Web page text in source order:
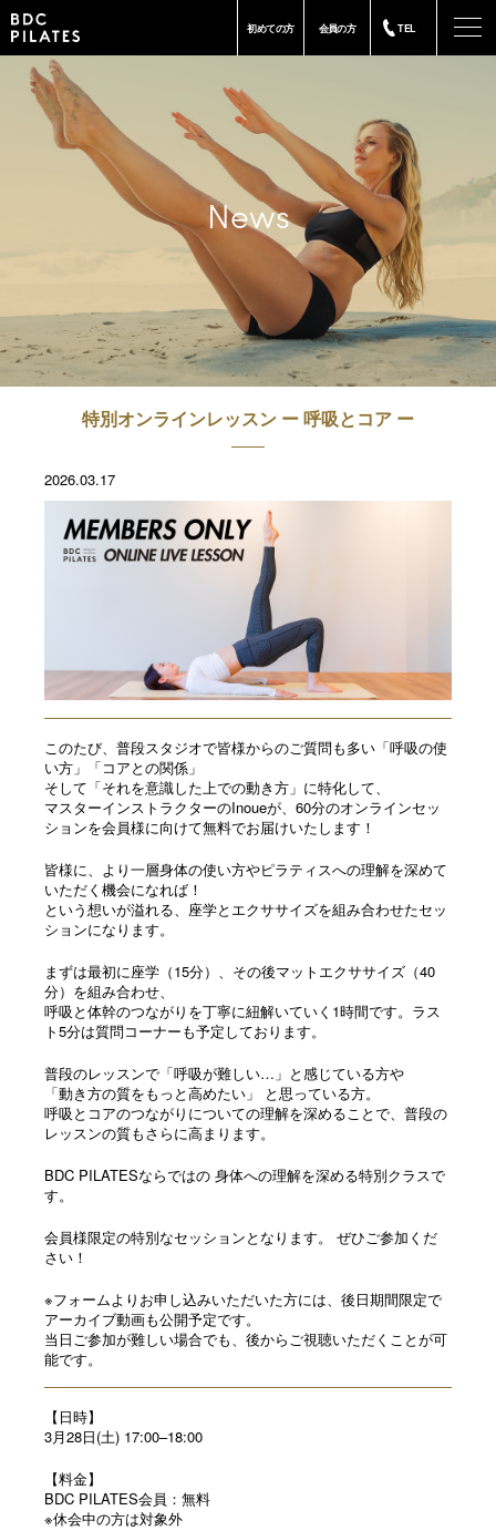
初めての方 会員の方 TEL
News
特別オンラインレッスン ー 呼吸とコア ー
2026.03.17
このたび、普段スタジオで皆様からのご質問も多い「呼吸の使
い方」「コアとの関係」
そして「それを意識した上での動き方」に特化して、
マスターインストラクターのInoueが、60分のオンラインセッ
ションを会員様に向けて無料でお届けいたします！
皆様に、 より一層身体の使い方やピラティスへの理解を深めて
いただく機会になれば！
という想いが溢れる、 座学とエクササイズを組み合わせたセッ
ションになります。
まずは最初に座学（15分）、その後マットエクササイズ（40
分）を組み合わせ、
呼吸と体幹のつながりを丁寧に紐解いていく1時間です。ラス
ト5分は質問コーナーも予定しております。
普段のレッスンで「呼吸が難しい…」と感じている方や
「動き方の質をもっと高めたい」 と思っている方。
呼吸とコアのつながりについての理解を深めることで、普段の
レッスンの質もさらに高まります。
BDC PILATESならではの 身体への理解を深める特別クラスで
す。
会員様限定の特別なセッションとなります。 ぜひご参加くだ
さい！
※フォームよりお申し込みいただいた方には、後日期間限定で
アーカイブ動画も公開予定です。
当日ご参加が難しい場合でも、後からご視聴いただくことが可
能です。
【日時】
3月28日(土) 17:00–18:00
【料金】
BDC PILATES会員：無料
※休会中の方は対象外